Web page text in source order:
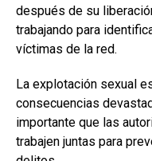
después de su
trabajando para
víctimas de la red.
La explotación sexual
consecuencias
importante que las
trabajen juntas para